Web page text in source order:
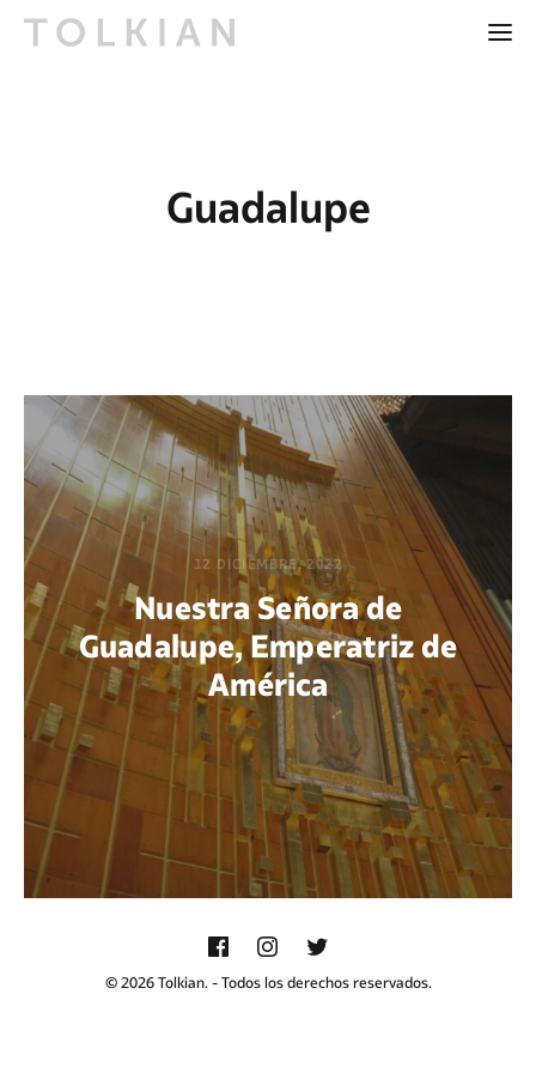
Guadalupe
12 DICIEMBRE, 2022
Nuestra Señora de
Guadalupe, Emperatriz de
América
POR DIEGO QUIJANO
© 2026 Tolkian. - Todos los derechos reservados.